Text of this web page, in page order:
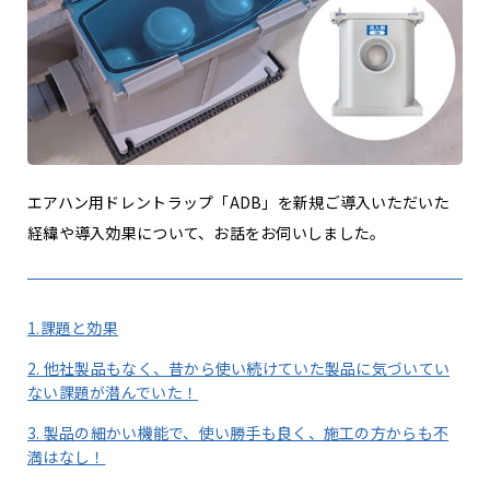
エアハン用ドレントラップ「ADB」を新規ご導入いただいた
経緯や導入効果について、お話をお伺いしました。
1.課題と効果
2. 他社製品もなく、昔から使い続けていた製品に気づいてい
ない課題が潜んでいた！
3. 製品の細かい機能で、使い勝手も良く、施工の方からも不
満はなし！